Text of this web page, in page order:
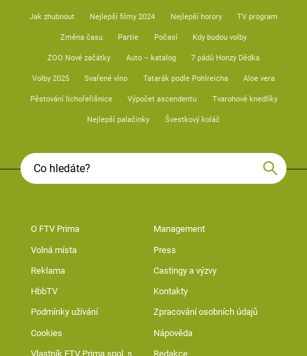
Jak zhubnout Nejlepší filmy 2024 Nejlepší horory TV program
Změna času Partie Počasí Kdy budou volby
ZOO Nové začátky Auto – katalog 7 pádů Honzy Dědka
Volby 2025 Svařené víno Tatarák podle Pohlreicha Aloe vera
Pěstování lichořeřišnice Výpočet ascendentu Tvarohové knedlíky
Nejlepší palačinky Švestkový koláč
O FTV Prima Management
Volná místa Press
Reklama Castingy a výzvy
HbbTV Kontakty
Podmínky užívání Zpracování osobních údajů
Cookies Nápověda
Vlastník FTV Prima spol. s Redakce